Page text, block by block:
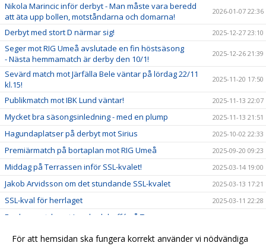
Nikola Marincic inför derbyt - Man måste vara beredd
att äta upp bollen, motståndarna och domarna!
2026-01-07 22:36
Derbyt med stort D närmar sig! 2025-12-27 23:10
Seger mot RIG Umeå avslutade en fin höstsäsong
- Nästa hemmamatch är derby den 10/1!
2025-12-26 21:39
Sevärd match mot Järfälla Bele väntar på lördag 22/11
kl.15!
2025-11-20 17:50
Publikmatch mot IBK Lund väntar! 2025-11-13 22:07
Mycket bra säsongsinledning - med en plump 2025-11-13 21:51
Hagundaplatser på derbyt mot Sirius 2025-10-02 22:33
Premiärmatch på bortaplan mot RIG Umeå 2025-09-20 09:23
Middag på Terrassen inför SSL-kvalet! 2025-03-14 19:00
Jakob Arvidsson om det stundande SSL-kvalet 2025-03-13 17:21
SSL-kval för herrlaget 2025-03-11 22:28
Fredagsmatch mot Lund och buffé på Terrassen
Årets 1a hemmamatch 2025-01-07 17:01
För att hemsidan ska fungera korrekt använder vi nödvändiga